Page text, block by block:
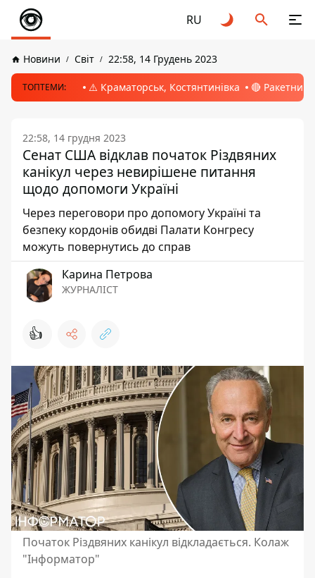
RU
Новини Світ 22:58, 14 Грудень 2023
ТОПТЕМИ: ⚠️ Краматорськ, Костянтинівка 🔴 Ракетний
22:58, 14 грудня 2023
Сенат США відклав початок Різдвяних
канікул через невирішене питання
щодо допомоги Україні
Через переговори про допомогу Україні та
безпеку кордонів обидві Палати Конгресу
можуть повернутись до справ
Карина Петрова
ЖУРНАЛІСТ
👍
Початок Різдвяних канікул відкладається. Колаж
"Інформатор"